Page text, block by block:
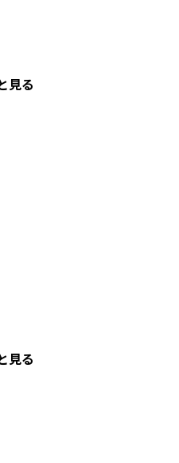
見る
見る